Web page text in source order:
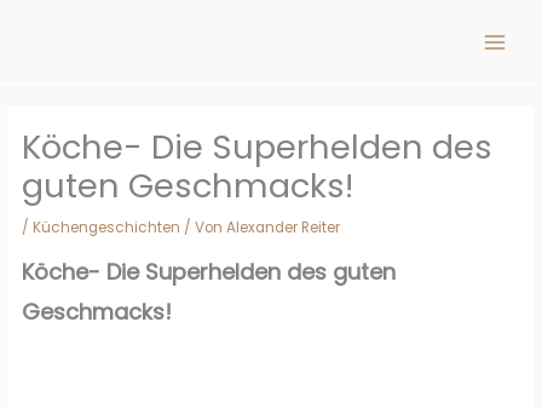
Köche- Die Superhelden des
guten Geschmacks!
/ Küchengeschichten / VonAlexander Reiter
Köche- Die Superhelden des guten
Geschmacks!